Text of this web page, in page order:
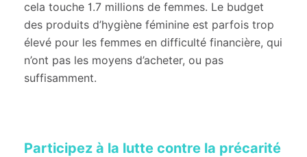
cela touche 1.7 millions de femmes. Le budget
des produits d’hygiène féminine est parfois trop
élevé pour les femmes en difficulté financière, qui
n’ont pas les moyens d’acheter, ou pas
suffisamment.
Participez à la lutte contre la précarité